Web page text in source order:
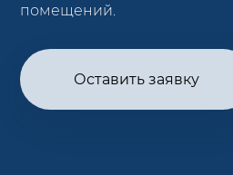
помещений.
Оставить заявку